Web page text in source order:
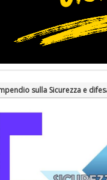
sulla Sicurezza e